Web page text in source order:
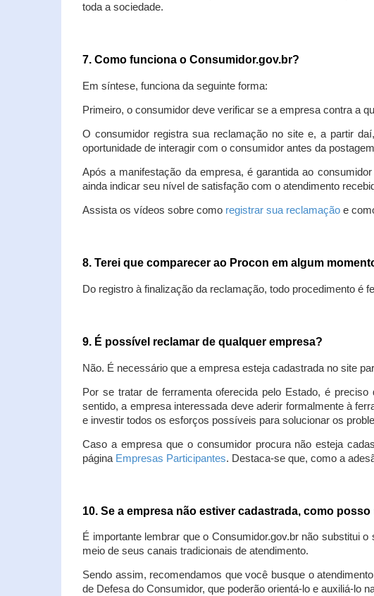
toda a sociedade.
7. Como funciona o Consumidor.gov.br?
Em síntese, funciona da seguinte forma:
Primeiro, o consumidor deve verificar se a empresa contra a
O consumidor registra sua reclamação no site e, a partir
oportunidade de interagir com o consumidor antes da
Após a manifestação da empresa, é garantida ao
ainda indicar seu nível de satisfação com o atendimento
Assista os vídeos sobre como registrar sua reclamação e
8. Terei que comparecer ao Procon em algum
Do registro à finalização da reclamação, todo procedimento é
9. É possível reclamar de qualquer empresa?
Não. É necessário que a empresa esteja cadastrada no site
Por se tratar de ferramenta oferecida pelo Estado, é
sentido, a empresa interessada deve aderir formalmente à
e investir todos os esforços possíveis para solucionar os
Caso a empresa que o consumidor procura não esteja
página Empresas Participantes. Destaca-se que, como a
10. Se a empresa não estiver cadastrada, como
É importante lembrar que o Consumidor.gov.br não substitui
meio de seus canais tradicionais de atendimento.
Sendo assim, recomendamos que você busque o
de Defesa do Consumidor, que poderão orientá-lo e auxiliá-lo